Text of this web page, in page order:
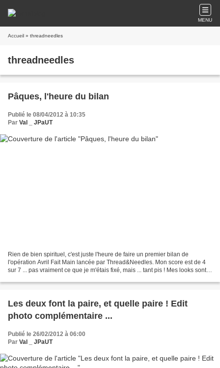
MENU
Accueil » threadneedles
threadneedles
Pâques, l'heure du bilan
Publié le 08/04/2012 à 10:35
Par Val _ JPaUT
Rien de bien spirituel, c'est juste l'heure de faire un premier bilan de
l'opération Avril Fait Main lancée par Thread&Needles. Mon score est de 4
sur 7 ... pas vraiment ce que je m'étais fixé, mais ... tant pis ! Mes looks sont
Les deux font la paire, et quelle paire ! Edit
photo complémentaire ...
Publié le 26/02/2012 à 06:00
Par Val _ JPaUT